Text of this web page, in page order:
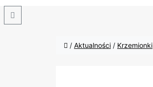
/ Aktualności / Krzemionki